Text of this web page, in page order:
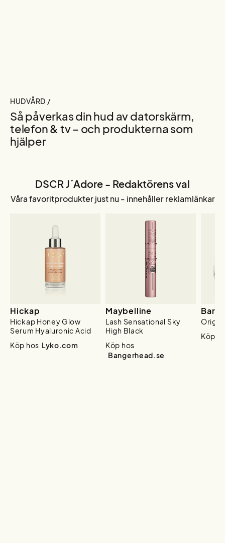
HUDVÅRD /
Så påverkas din hud av datorskärm,
telefon & tv – och produkterna som
hjälper
DSCR J´Adore - Redaktörens val
Våra favoritprodukter just nu - innehåller reklamlänkar
Hickap
Hickap Honey Glow
Serum Hyaluronic Acid
Köp hos Lyko.com
Maybelline
Lash Sensational Sky
High Black
Köp hos
Bangerhead.se
Köp